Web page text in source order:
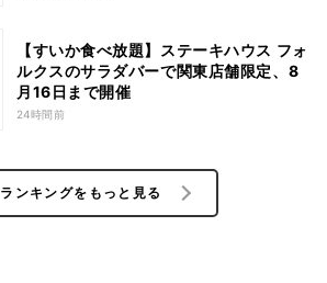
【すいか食べ放題】ステーキハウス フォ
ルクスのサラダバーで関東店舗限定、8
月16日まで開催
24時間前
ランキングをもっと見る